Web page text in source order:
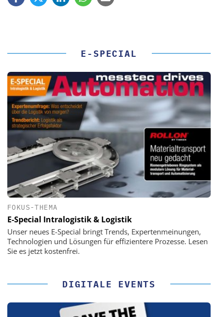
E-SPECIAL
FOKUS-THEMA
E-Special Intralogistik & Logistik
Unser neues E-Special bringt Trends, Expertenmeinungen,
Technologien und Lösungen für effizientere Prozesse. Lesen
Sie es jetzt kostenfrei.
DIGITALE EVENTS